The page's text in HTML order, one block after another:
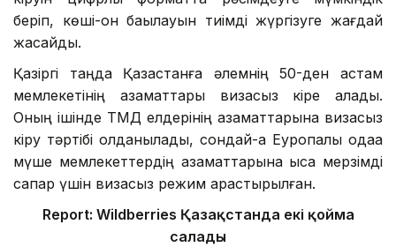
беріп, көші-қон бақылауын тиімді жүргізуге жағдай
жасайды.
Қазіргі таңда Қазақстанға әлемнің 50-ден астам
мемлекетінің азаматтары визасыз кіре алады.
Оның ішінде ТМД елдерінің азаматтарына визасыз
кіру тәртібі қолданылады, сондай-ақ Еуропалық одаққа
мүше мемлекеттердің азаматтарына қысқа мерзімді
сапар үшін визасыз режим қарастырылған.
Report: Wildberries Қазақстанда екі қойма
салады